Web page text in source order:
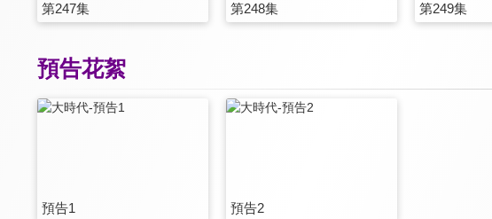
第247集 第248集 第249集
預告花絮
預告1 預告2